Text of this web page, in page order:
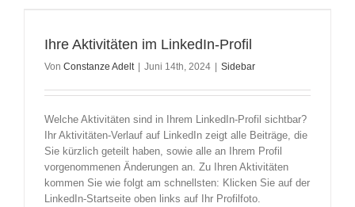
Ihre Aktivitäten im LinkedIn-Profil
Von Constanze Adelt | Juni 14th, 2024 | Sidebar
Welche Aktivitäten sind in Ihrem LinkedIn-Profil sichtbar?
Ihr Aktivitäten-Verlauf auf LinkedIn zeigt alle Beiträge, die
Sie kürzlich geteilt haben, sowie alle an Ihrem Profil
vorgenommenen Änderungen an. Zu Ihren Aktivitäten
kommen Sie wie folgt am schnellsten: Klicken Sie auf der
LinkedIn-Startseite oben links auf Ihr Profilfoto.